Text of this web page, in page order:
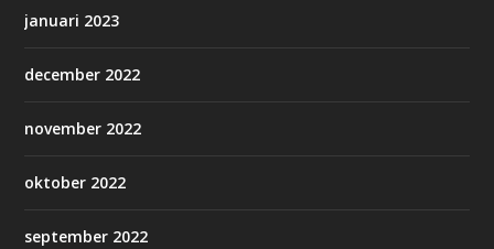
januari 2023
december 2022
november 2022
oktober 2022
september 2022